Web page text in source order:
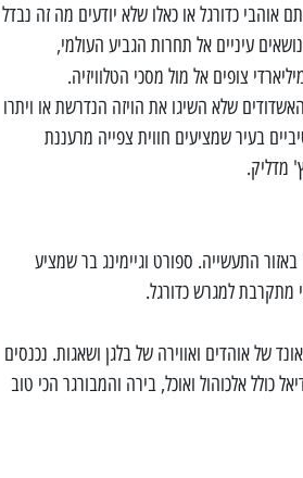
כדורגל או כאלו שלא יודעים מה זה נבדל
עיניים אל תחרות הגביע העולמי,
צופים אל מול מסכי הטלוויזיה.
שלא השיגו את הויזה הנדרשת או ויתרו
בעיר שמציעים חווית צפייה מרעננת
מדליק.
באזור התעשייה. ספורט וגיימינג בר שמציע
מתקרבת למגרש כדורגל.
של אוהדים ואווירה של בלגן ושאגות. נכנסים
כולל אלכוהול ואוכל, בירה והמבורגר הכי טוב